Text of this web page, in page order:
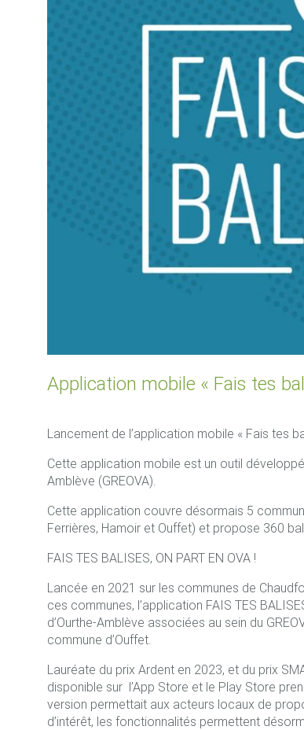
Application mobile « Fais tes
Lancement de l’application mobile « Fais tes
Cette application mobile est un outil
Amblève (GREOVA).
Cette application couvre désormais 5
Ferrières, Hamoir et Ouffet) et propose 360
FAIS TES BALISES, ON PART EN OVA !
Lancée en 2021 sur les communes de
ces communes, l’application FAIS TES
d’Ourthe-Amblève associées au sein du
commune d’Ouffet.
Lauréate du prix Ardent en 2023, et du prix
disponible sur l’App Store et le Play Store
version permettait aux acteurs locaux de
d’intérêt, les fonctionnalités permettent